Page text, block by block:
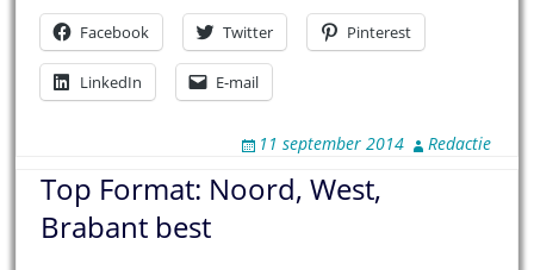
Facebook Twitter Pinterest
LinkedIn E-mail
11 september 2014 Redactie
Top Format: Noord, West,
Brabant best